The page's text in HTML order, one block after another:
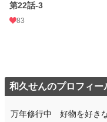
第22話-3
83
和久せんのプロフィー
万年修行中 好物を好き